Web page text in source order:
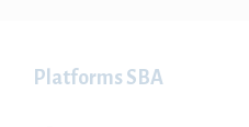
Platforms SBA